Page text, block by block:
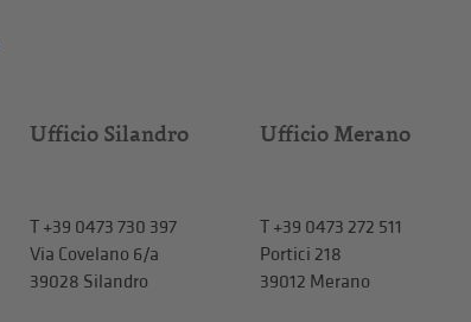
Ufficio Silandro
T+39 0473 730 397
Via Covelano 6/a
39028 Silandro
Ufficio Merano
T+39 0473 272 511
Portici 218
39012 Merano